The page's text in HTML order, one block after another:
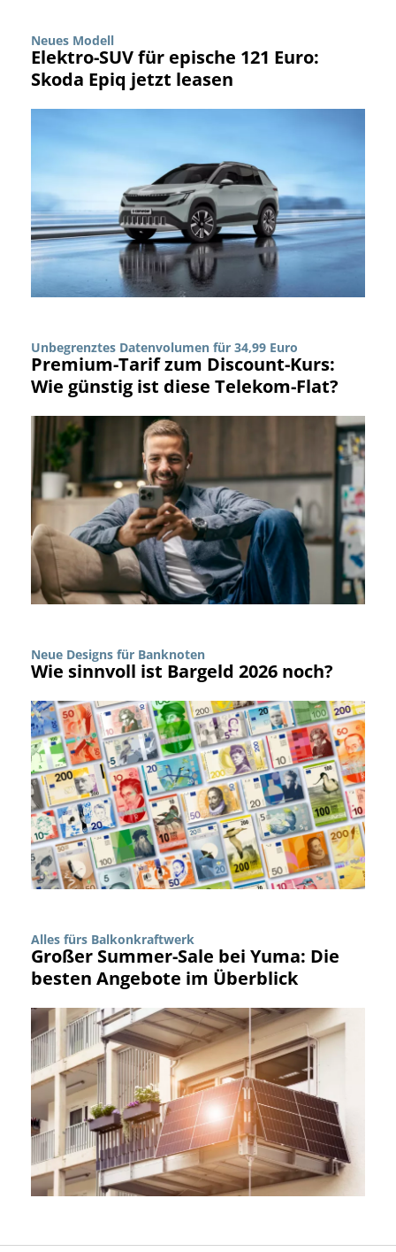
Neues Modell
Elektro-SUV für epische 121 Euro:
Skoda Epiq jetzt leasen
Unbegrenztes Datenvolumen für 34,99 Euro
Premium-Tarif zum Discount-Kurs:
Wie günstig ist diese Telekom-Flat?
Neue Designs für Banknoten
Wie sinnvoll ist Bargeld 2026 noch?
Alles fürs Balkonkraftwerk
Großer Summer-Sale bei Yuma: Die
besten Angebote im Überblick